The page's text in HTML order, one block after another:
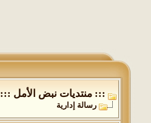
::: منتديات نبض الأمل :::
رسالة إدارية